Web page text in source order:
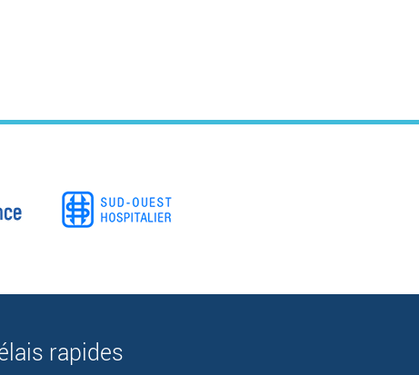
rapides